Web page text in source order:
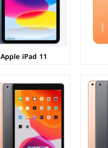
Apple iPad 11
الذاكرة+الرام:32/128 + 3 جيجابايت
نظام التشغيل:iPadOS 16.4.1
البطارية:8827 مللي أمبير
عرض المواصفات ←